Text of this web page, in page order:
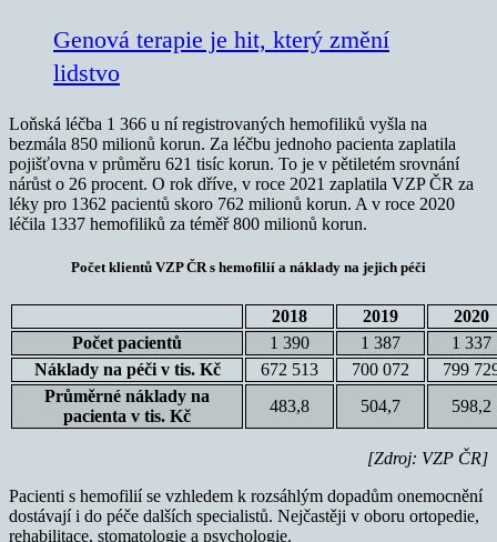
Genová terapie je hit, který změní
lidstvo
Loňská léčba 1 366 u ní registrovaných hemofiliků vyšla na
bezmála 850 milionů korun. Za léčbu jednoho pacienta zaplatila
pojišťovna v průměru 621 tisíc korun. To je v pětiletém srovnání
nárůst o 26 procent. O rok dříve, v roce 2021 zaplatila VZP ČR za
léky pro 1362 pacientů skoro 762 milionů korun. A v roce 2020
léčila 1337 hemofiliků za téměř 800 milionů korun.
Počet klientů VZP ČR s hemofilií a náklady na jejich péči
2018 2019
2020
Počet pacientů
1 390 1 387
1 337
Náklady na péči v tis. Kč
672 513 700 072
799
Průměrné náklady na
pacienta v tis. Kč
483,8 504,7 598,2
[Zdroj: VZP ČR]
Pacienti s hemofilií se vzhledem k rozsáhlým dopadům onemocnění
dostávají i do péče dalších specialistů. Nejčastěji v oboru ortopedie,
rehabilitace, stomatologie a psychologie.